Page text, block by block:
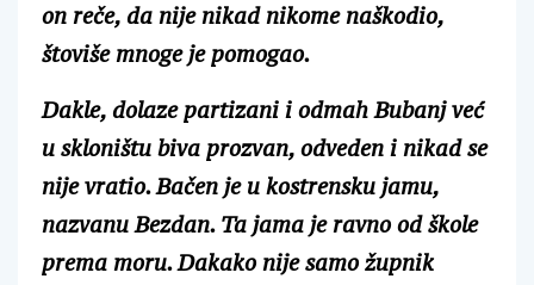
on reče, da nije nikad nikome naškodio,
štoviše mnoge je pomogao.
Dakle, dolaze partizani i odmah Bubanj već
u skloništu biva prozvan, odveden i nikad se
nije vratio. Bačen je u kostrensku jamu,
nazvanu Bezdan. Ta jama je ravno od škole
prema moru. Dakako nije samo župnik